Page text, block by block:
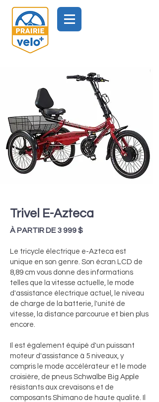
Trivel E-Azteca
À PARTIR DE 3 999 $
Le tricycle électrique e-Azteca est
unique en son genre. Son écran LCD de
8,89 cm vous donne des informations
telles que la vitesse actuelle, le mode
d'assistance électrique actuel, le niveau
de charge de la batterie, l'unité de
vitesse, la distance parcourue et bien plus
encore.
Il est également équipé d'un puissant
moteur d'assistance à 5 niveaux, y
compris le mode accélérateur et le mode
croisière, de pneus Schwalbe Big Apple
résistants aux crevaisons et de
composants Shimano de haute qualité. Il